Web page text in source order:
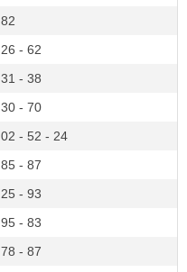
82
26 - 62
31 - 38
30 - 70
02 - 52 - 24
85 - 87
25 - 93
95 - 83
78 - 87